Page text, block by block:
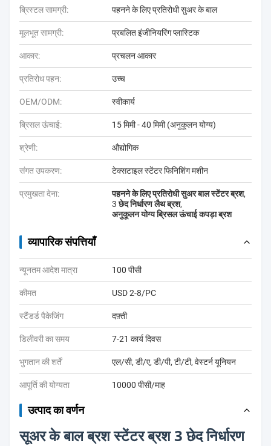
ब्रिस्टल सामग्री: पहनने के लिए प्रतिरोधी सुअर के बाल
मूलभूत सामग्री: प्रबलित इंजीनियरिंग प्लास्टिक
आकार: प्रचलन आकार
प्रतिरोध पहन: उच्च
OEM/ODM: स्वीकार्य
ब्रिसल ऊंचाई: 15 मिमी - 40 मिमी (अनुकूलन योग्य)
श्रेणी: औद्योगिक
संगत उपकरण: टेक्सटाइल स्टेंटर फिनिशिंग मशीन
प्रमुखता देना: पहनने के लिए प्रतिरोधी सुअर बाल स्टेंटर ब्रश,
3 छेद निर्धारण लैथ ब्रश,
अनुकूलन योग्य ब्रिसल ऊंचाई कपड़ा ब्रश
व्यापारिक संपत्तियाँ
न्यूनतम आदेश मात्रा 100 पीसी
कीमत USD 2-8/PC
स्टैंडर्ड पैकेजिंग दफ़्ती
डिलीवरी का समय 7-21 कार्य दिवस
भुगतान की शर्तें एल/सी, डी/ए, डी/पी, टी/टी, वेस्टर्न यूनियन
आपूर्ति की योग्यता 10000 पीसी/माह
उत्पाद का वर्णन
सूअर के बाल ब्रश स्टेंटर ब्रश 3 छेद निर्धारण